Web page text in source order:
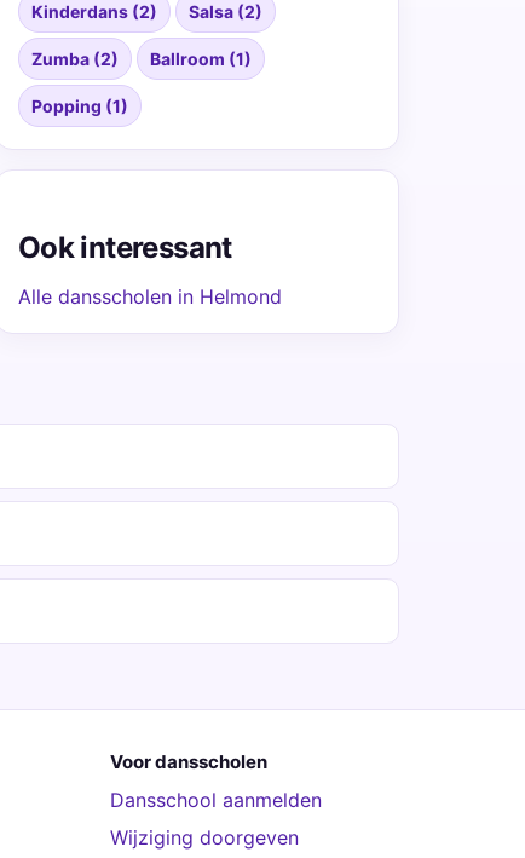
Kinderdans (2) Salsa (2)
Zumba (2) Ballroom (1)
Popping (1)
Ook interessant
Alle dansscholen in Helmond
Voor dansscholen
Dansschool aanmelden
Wijziging doorgeven